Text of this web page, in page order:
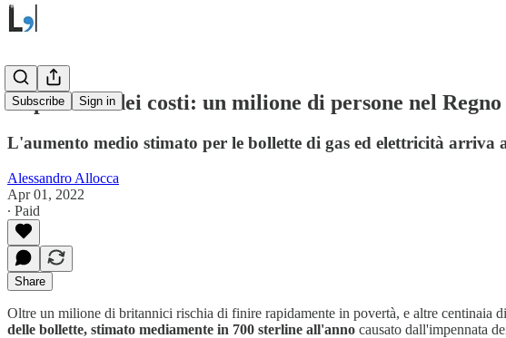
Subscribe Sign in
Impennata dei costi: un milione di persone nel
L'aumento medio stimato per le bollette di gas ed elettricità arriva
Alessandro Allocca
Apr 01, 2022
∙ Paid
Share
Oltre un milione di britannici rischia di finire rapidamente in povertà, e altre
delle bollette, stimato mediamente in 700 sterline all'anno causato dall'impennata